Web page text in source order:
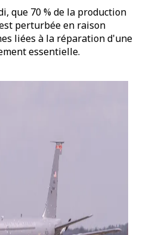
que 70 % de la production
perturbée en raison
liées à la réparation d'une
essentielle.